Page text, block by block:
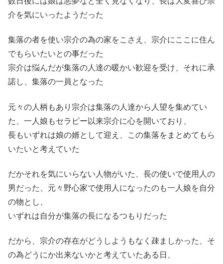
介を気にいったようだった
集落の者を使い宗介の為の家をこさえ、宗介にここに住ん
でもらいたいとの事だった
宗介は悩んだが集落の人達の暖かい歓迎を受け、それに承
諾し、集落の一員となった
元々の人柄もあり宗介は集落の人達から人望を集めてい
た、一人娘もセラピー以来宗介に心を開いており、
長もいずれは娘の婿として迎え、この集落をまとめてもら
いたいと考えていた
だかそれを気にいらない人物がいた、長の使いで使用人の
男だった、元々野心家で使用人になったのも一人娘を自分
の物とし、
いずれは自分が集落の長になるつもりだった
だから、宗介の存在がどうしようもなく疎ましかった、そ
の為どうにか出来ないかと考えていたある日、